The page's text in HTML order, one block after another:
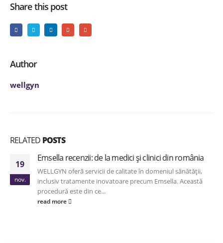
Share this post
Author
wellgyn
RELATED POSTS
19
nov.
Emsella recenzii: de la medici și clinici din românia
WELLGYN oferă servicii de calitate în domeniul sănătății,
inclusiv tratamente inovatoare precum Emsella. Această
procedură este din ce...
read more